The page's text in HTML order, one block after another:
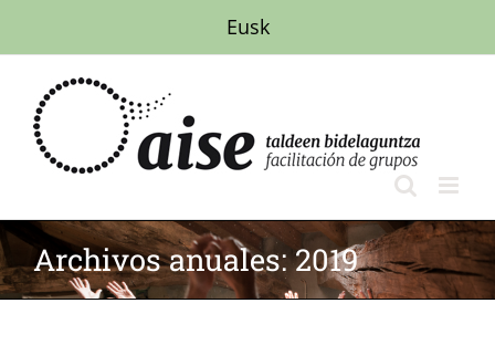
contenido
Eusk
Archivos anuales:2019